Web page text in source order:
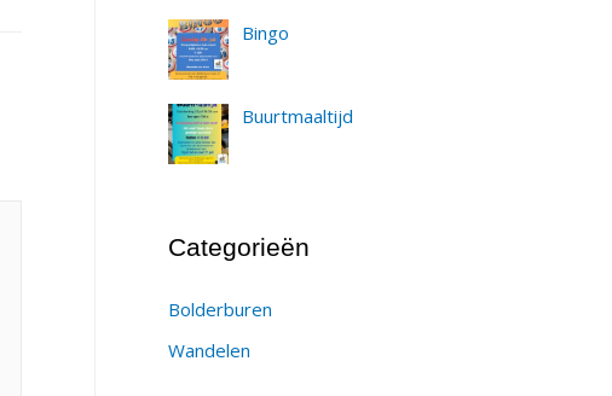
Bingo
Buurtmaaltijd
Categorieën
Bolderburen
Wandelen